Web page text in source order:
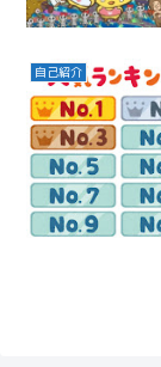
自己紹介